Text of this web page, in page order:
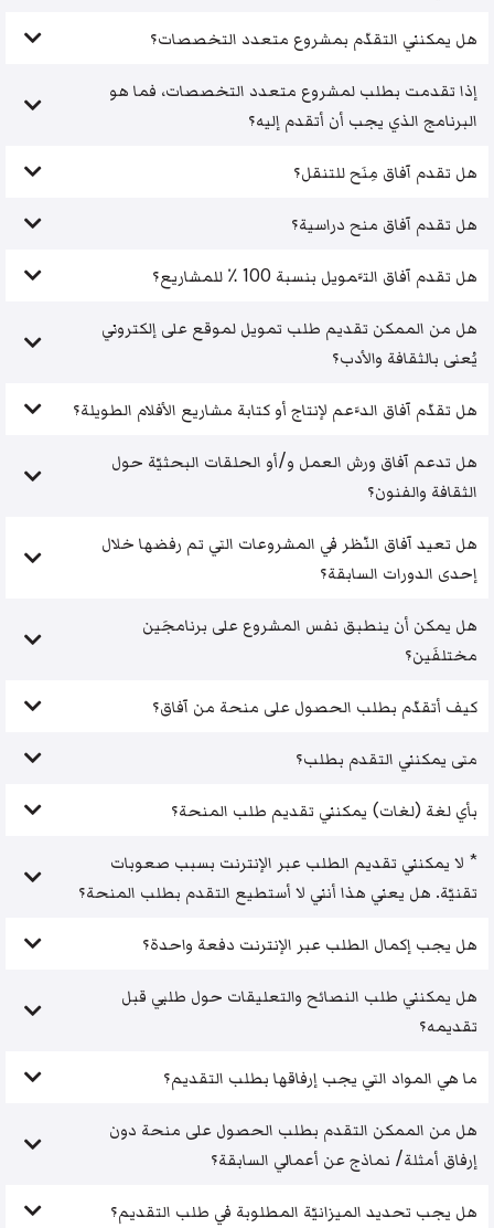
هل يمكنني التقدّم بمشروع متعدد التخصصات؟
إذا تقدمت بطلب لمشروع متعدد التخصصات، فما هو
البرنامج الذي يجب أن أتقدم إليه؟
هل تقدم آفاق مِنَح للتنقل؟
هل تقدم آفاق منح دراسية؟
هل تقدم آفاق التَّمويل بنسبة 100 ٪ للمشاريع؟
هل من الممكن تقديم طلب تمويل لموقع على إلكتروني
يُعنى بالثقافة والأدب؟
هل تقدّم آفاق الدَّعم لإنتاج أو كتابة مشاريع الأفلام الطويلة؟
هل تدعم آفاق ورش العمل و/أو الحلقات البحثيّة حول
الثقافة والفنون؟
هل تعيد آفاق النّظر في المشروعات التي تم رفضها خلال
إحدى الدورات السابقة؟
هل يمكن أن ينطبق نفس المشروع على برنامجَين
مختلفَين؟
كيف أتقدّم بطلب الحصول على منحة من آفاق؟
متى يمكنني التقدم بطلب؟
بأي لغة (لغات) يمكنني تقديم طلب المنحة؟
* لا يمكنني تقديم الطلب عبر الإنترنت بسبب صعوبات
تقنيّة. هل يعني هذا أنني لا أستطيع التقدم بطلب المنحة؟
هل يجب إكمال الطلب عبر الإنترنت دفعة واحدة؟
هل يمكنني طلب النصائح والتعليقات حول طلبي قبل
تقديمه؟
ما هي المواد التي يجب إرفاقها بطلب التقديم؟
هل من الممكن التقدم بطلب الحصول على منحة دون
إرفاق أمثلة/ نماذج عن أعمالي السابقة؟
هل يجب تحديد الميزانيّة المطلوبة في طلب التقديم؟